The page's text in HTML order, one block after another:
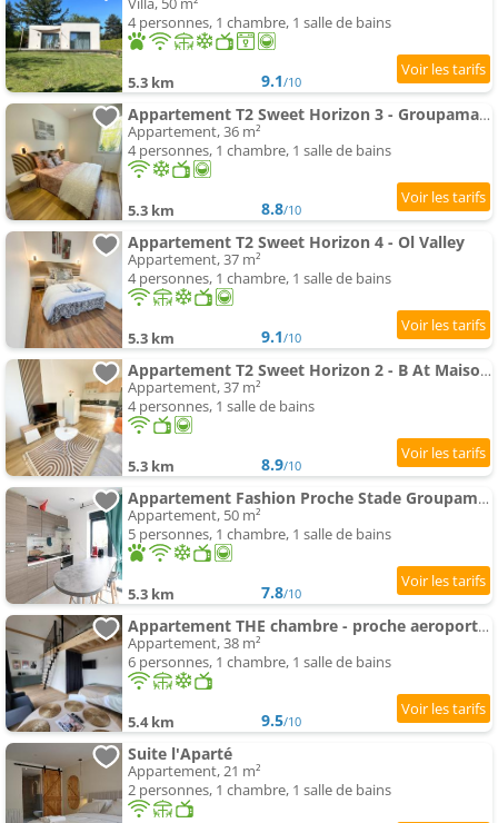
4 personnes, 1 chambre, 1 salle de bains
5.3 km 9.1/10
Appartement T2 Sweet Horizon 3 - Groupama, LDLC, Euroexpo, Grand Large
Appartement, 36 m²
4 personnes, 1 chambre, 1 salle de bains
5.3 km 8.8/10
Appartement T2 Sweet Horizon 4 - Ol Valley
Appartement, 37 m²
4 personnes, 1 chambre, 1 salle de bains
5.3 km 9.1/10
Appartement T2 Sweet Horizon 2 - B At Maison - Stade Groupama Ldlc
Appartement, 37 m²
4 personnes, 1 salle de bains
5.3 km 8.9/10
Appartement Fashion Proche Stade Groupama , Eurexpo , LDLC Arena
Appartement, 50 m²
5 personnes, 1 chambre, 1 salle de bains
5.3 km 7.8/10
Appartement THE chambre - proche aeroport Lyon, groupama stadium, ldlc arena, eurexpo, viaRhôna
Appartement, 38 m²
6 personnes, 1 chambre, 1 salle de bains
5.4 km 9.5/10
Suite l'Aparté
Appartement, 21 m²
2 personnes, 1 chambre, 1 salle de bains